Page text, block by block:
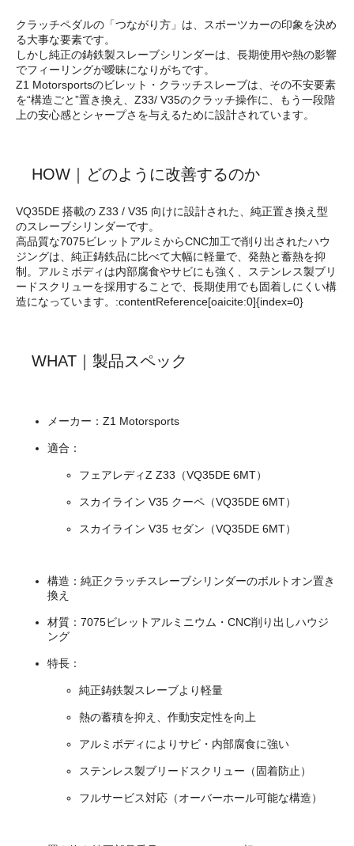
クラッチペダルの「つながり方」は、スポーツカーの印象を決め
る大事な要素です。
しかし純正の鋳鉄製スレーブシリンダーは、長期使用や熱の影響
でフィーリングが曖昧になりがちです。
Z1 Motorsportsのビレット・クラッチスレーブは、その不安要素
を“構造ごと”置き換え、Z33/ V35のクラッチ操作に、もう一段階
上の安心感とシャープさを与えるために設計されています。
HOW｜どのように改善するのか
VQ35DE 搭載の Z33 / V35 向けに設計された、純正置き換え型
のスレーブシリンダーです。
高品質な7075ビレットアルミからCNC加工で削り出されたハウ
ジングは、純正鋳鉄品に比べて大幅に軽量で、発熱と蓄熱を抑
制。アルミボディは内部腐食やサビにも強く、ステンレス製ブリ
ードスクリューを採用することで、長期使用でも固着しにくい構
造になっています。:contentReference[oaicite:0]{index=0}
WHAT｜製品スペック
メーカー：Z1 Motorsports
適合：
フェアレディZ Z33（VQ35DE 6MT）
スカイライン V35 クーペ（VQ35DE 6MT）
スカイライン V35 セダン（VQ35DE 6MT）
構造：純正クラッチスレーブシリンダーのボルトオン置き
換え
材質：7075ビレットアルミニウム・CNC削り出しハウジ
ング
特長：
純正鋳鉄製スレーブより軽量
熱の蓄積を抑え、作動安定性を向上
アルミボディによりサビ・内部腐食に強い
ステンレス製ブリードスクリュー（固着防止）
フルサービス対応（オーバーホール可能な構造）